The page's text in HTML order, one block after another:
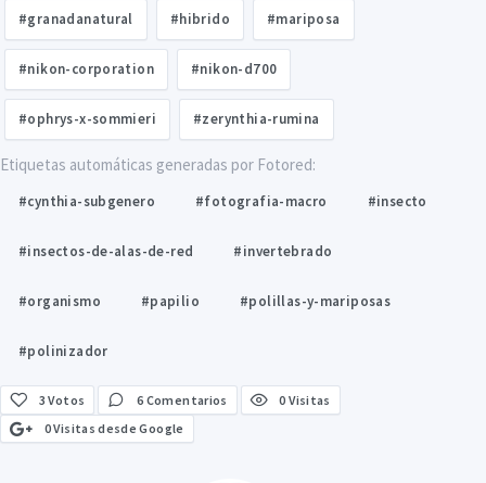
#granadanatural #hibrido #mariposa
#nikon-corporation #nikon-d700
#ophrys-x-sommieri #zerynthia-rumina
Etiquetas automáticas generadas por Fotored:
#cynthia-subgenero #fotografia-macro #insecto
#insectos-de-alas-de-red #invertebrado
#organismo #papilio #polillas-y-mariposas
#polinizador
3 Votos 6 Comentarios
0 Visitas
0 Visitas desde Google